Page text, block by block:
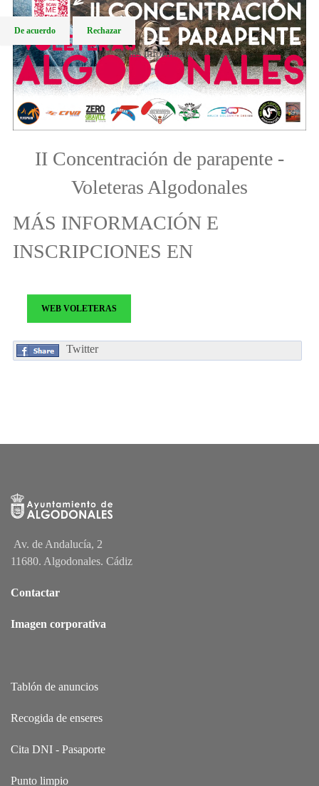
II Concentración de parapente -
Voleteras Algodonales
MÁS INFORMACIÓN E
INSCRIPCIONES EN
WEB VOLETERAS
Twitter
Av. de Andalucía, 2
11680. Algodonales. Cádiz
Contactar
Imagen corporativa
Tablón de anuncios
Recogida de enseres
Cita DNI - Pasaporte
Punto limpio
De acuerdo Rechazar
Más información